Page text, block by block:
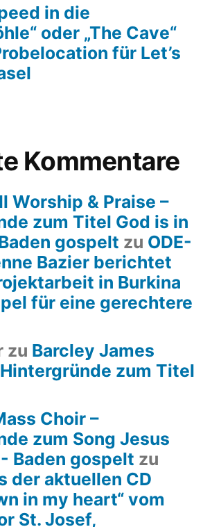
in die
oder „The Cave“
für Let’s
Kommentare
Worship & Praise –
zum Titel God is in
gospelt zu ODE-
Bazier berichtet
in Burkina
für eine gerechtere
zu Barcley James
zum Titel
Choir –
zum Song Jesus
Baden gospelt zu
der aktuellen CD
in my heart“ vom
St. Josef,